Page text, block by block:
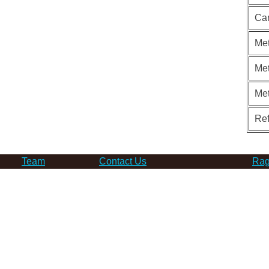
Team Contact Us